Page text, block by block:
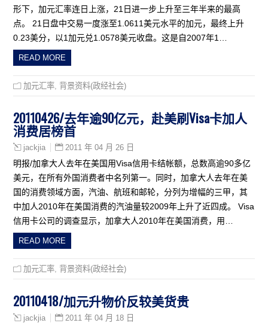
形下，加元汇率连日上涨，21日进一步上升至三年半来的最高
点。 21日盘中交易一度涨至1.0611美元水平的加元，最终上升
0.23美分，以1加元兑1.0578美元收盘。这是自2007年1…
READ MORE
加元汇率 背景资料(政经社会)
20110426/去年逾90亿元，赴美刷Visa卡加人
消费居榜首
jackjia 2011 年 04 月 26 日
明报/加拿大人去年在美国用Visa信用卡结帐额，总数高逾90多亿
美元，在所有外国消费者中名列第一。同时，加拿大人去年在美
国的消费领域方面，汽油、航班和邮轮，分列为增幅的三甲，其
中加人2010年在美国消费的汽油量较2009年上升了近四成。 Visa
信用卡公司的调查显示，加拿大人2010年在美国消费，用…
READ MORE
加元汇率 背景资料(政经社会)
20110418/加元升物价反较美货贵
jackjia 2011 年 04 月 18 日